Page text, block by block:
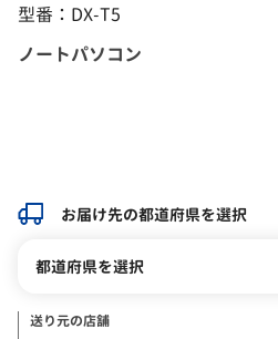
型番：DX-T5
ノートパソコン
お届け先の都道府県を選択
都道府県を選択
送り元の店舗